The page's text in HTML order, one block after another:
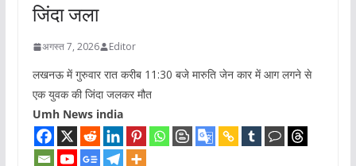
जिंदा जला
अगस्त 7, 2026 Editor
लखनऊ में गुरुवार रात करीब 11:30 बजे मारुति जेन कार में आग लगने से
एक युवक की जिंदा जलकर मौत
Umh News india